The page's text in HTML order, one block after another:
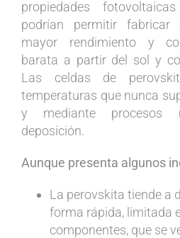
propiedades
podrían permitir fabricar
mayor rendimiento y
barata a partir del sol y
Las celdas de
temperaturas que nunca
y mediante procesos
deposición.
Aunque presenta algunos
La perovskita tiende a
forma rápida, limitada
componentes, que se